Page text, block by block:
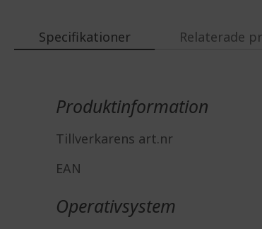
Specifikationer
Produktinformation
Tillverkarens art.nr
EAN
Operativsystem
Relaterade